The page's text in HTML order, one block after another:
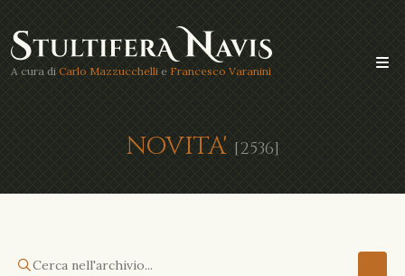
A cura di Carlo Mazzucchelli e Francesco Varanini
NOVITA' [2536]